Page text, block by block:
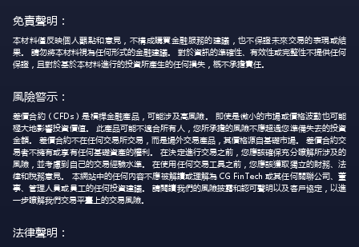
免責聲明：
本材料僅反映個人觀點和意見，不構成購買金融服務的建議，也不保證未來交易的表現或結
果。 請勿將本材料視為任何形式的金融建議。 對於資訊的準確性、有效性或完整性不提供任何
保證，且對於基於本材料進行的投資所產生的任何損失，概不承擔責任。
風險警示：
差價合約（CFDs）是槓桿金融產品，可能涉及高風險。 即使是微小的市場或價格波動也可能
極大地影響投資價值。 此產品可能不適合所有人，您所承擔的風險不應超過您準備失去的投資
金額。 差價合約不在任何交易所交易，而是場外交易產品，其價格源自基礎市場。 差價合約交
易者不擁有或享有任何基礎資產的權利。 在決定進行交易之前，您應該確保充分瞭解所涉及的
風險，並考慮到自己的交易經驗水準。 在使用任何交易工具之前，您應該獲取獨立的財務、法
律和稅務意見。 本網站中的任何內容不應被解讀或理解為 CG FinTech 或其任何關聯公司、董
事、管理人員或員工的任何投資建議。 請閱讀我們的風險披露和認可聲明以及客戶協定，以進
一步瞭解我們交易平臺上的交易風險。
法律聲明：